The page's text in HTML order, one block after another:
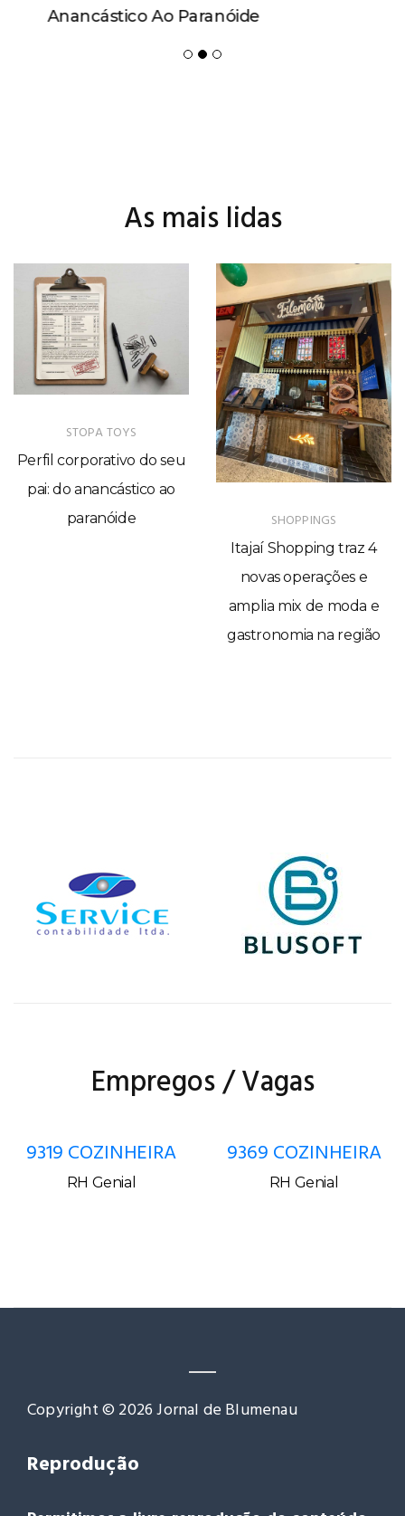
Anancástico Ao Paranóide
As mais lidas
STOPA TOYS
Perfil corporativo do seu
pai: do anancástico ao
paranóide
SHOPPINGS
Itajaí Shopping traz 4
novas operações e
amplia mix de moda e
gastronomia na região
Empregos / Vagas
9319 COZINHEIRA
RH Genial
9369 COZINHEIRA
RH Genial
Copyright © 2026 Jornal de Blumenau
Reprodução